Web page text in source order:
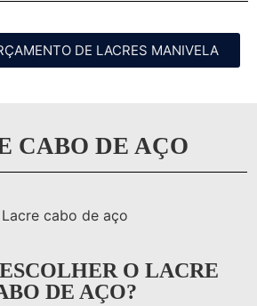
DE LACRES MANIVELA
CABO DE AÇO
O LACRE
DE AÇO?